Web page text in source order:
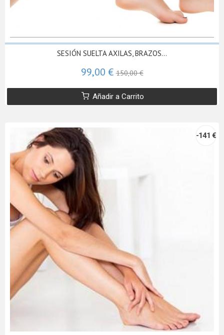
SESIÓN SUELTA AXILAS, BRAZOS...
99,00 €150,00 €
Añadir a Carrito
-141 €